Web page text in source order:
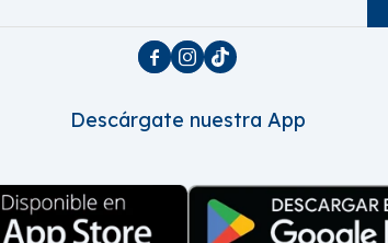
  
Descárgate nuestra App